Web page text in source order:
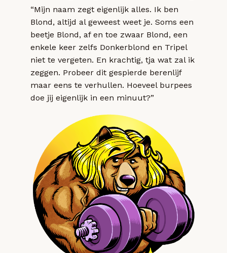
“Mijn naam zegt eigenlijk alles. Ik ben
Blond, altijd al geweest weet je. Soms een
beetje Blond, af en toe zwaar Blond, een
enkele keer zelfs Donkerblond en Tripel
niet te vergeten. En krachtig, tja wat zal ik
zeggen. Probeer dit gespierde berenlijf
maar eens te verhullen. Hoeveel burpees
doe jij eigenlijk in een minuut?”